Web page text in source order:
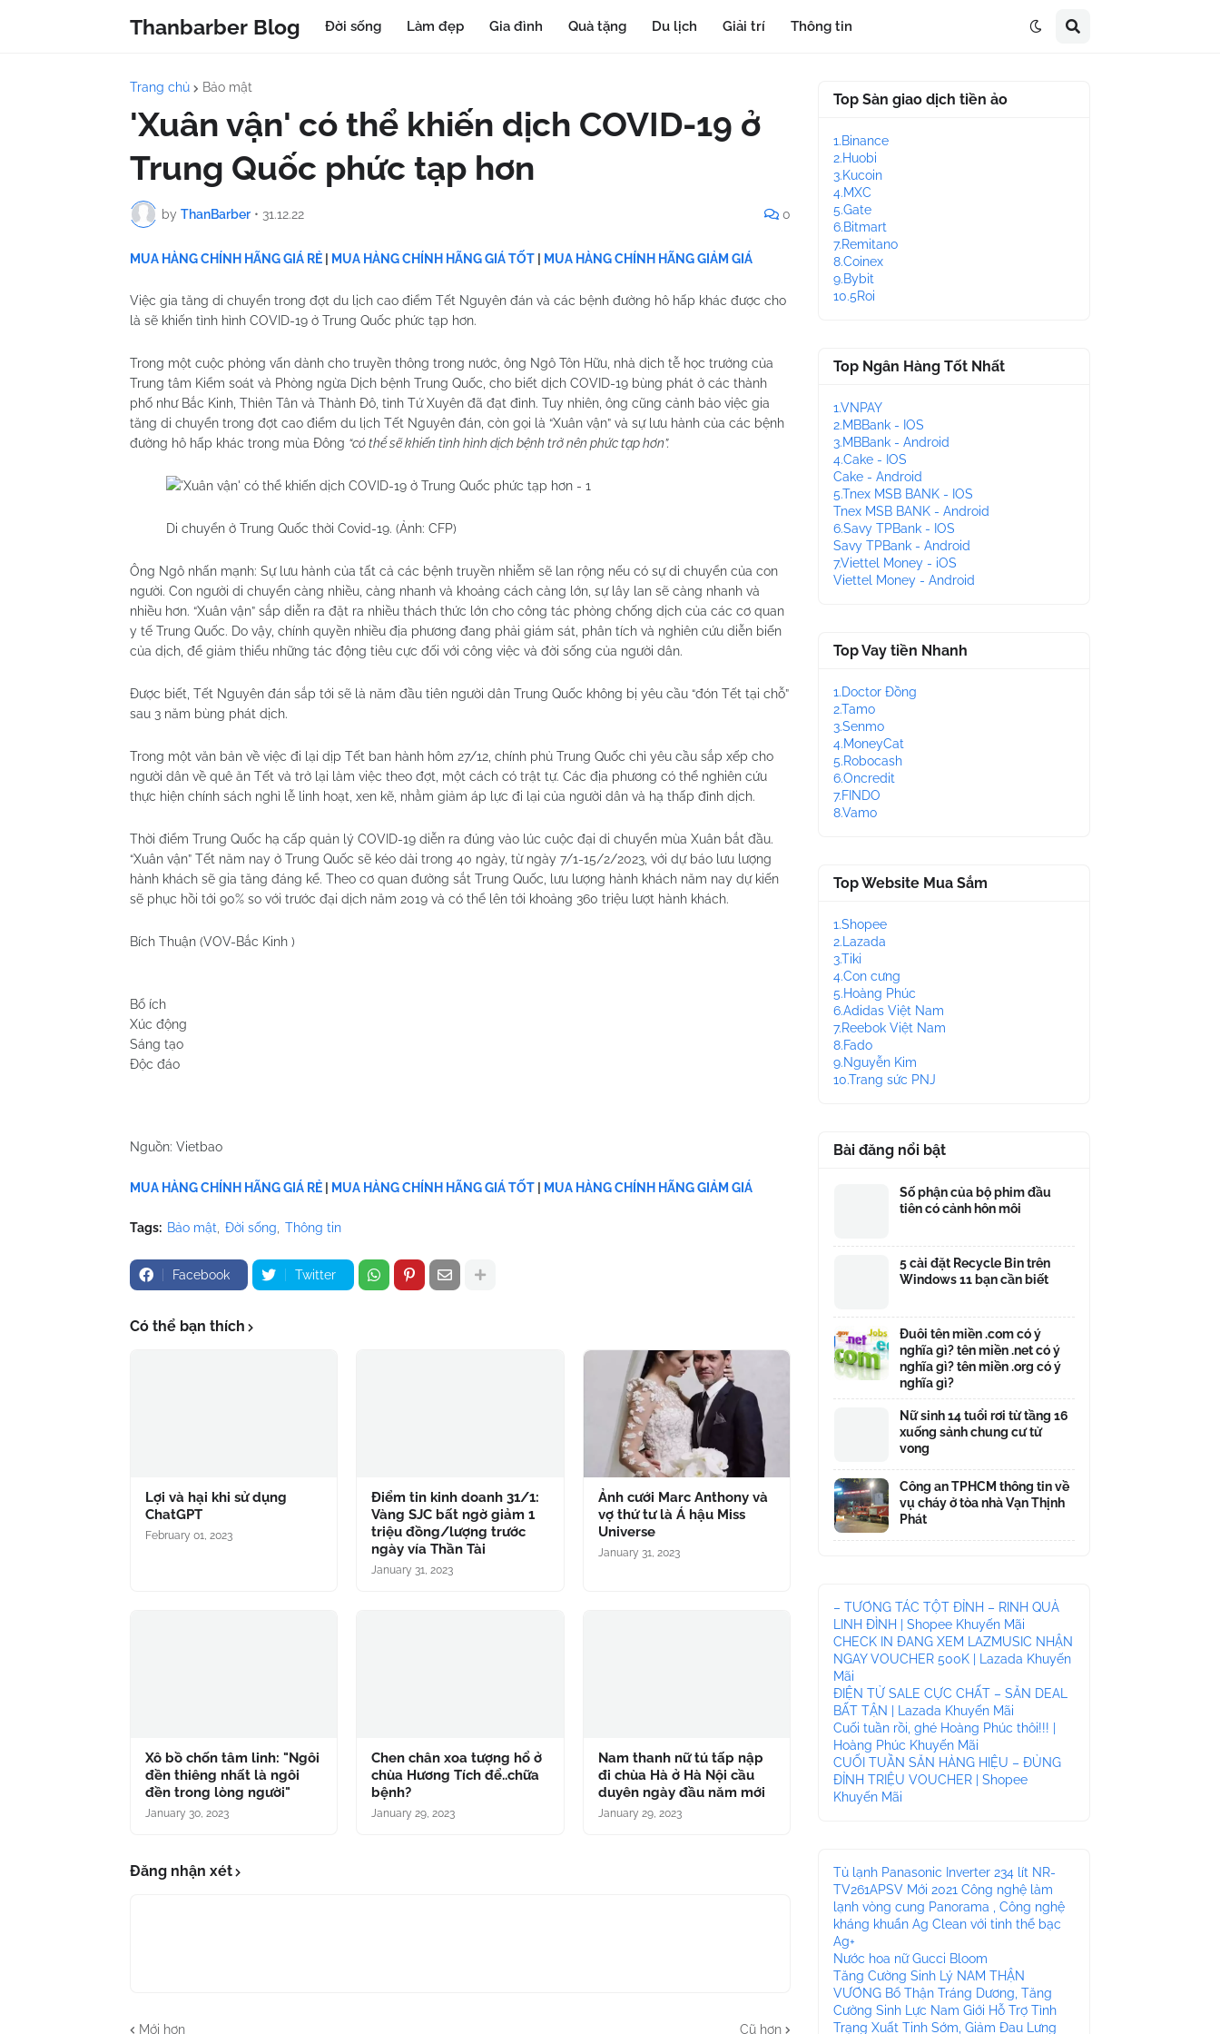
Thanbarber Blog Đời sống Làm đẹp Gia đình Quà tặng Du lịch Giải trí Thông tin
Trang chủ Bảo mật
'Xuân vận' có thể khiến dịch COVID-19 ở
Trung Quốc phức tạp hơn
by ThanBarber • 31.12.22 0
MUA HÀNG CHÍNH HÃNG GIÁ RẺ MUA HÀNG CHÍNH HÃNG GIÁ TỐT MUA HÀNG CHÍNH HÃNG GIẢM GIÁ
Việc gia tăng di chuyển trong đợt du lịch cao điểm Tết Nguyên đán và các bệnh đường hô hấp khác được cho
là sẽ khiến tình hình COVID-19 ở Trung Quốc phức tạp hơn.
Trong một cuộc phỏng vấn dành cho truyền thông trong nước, ông Ngô Tôn Hữu, nhà dịch tễ học trưởng của
Trung tâm Kiểm soát và Phòng ngừa Dịch bệnh Trung Quốc, cho biết dịch COVID-19 bùng phát ở các thành
phố như Bắc Kinh, Thiên Tân và Thành Đô, tỉnh Tứ Xuyên đã đạt đỉnh. Tuy nhiên, ông cũng cảnh bảo việc gia
tăng di chuyển trong đợt cao điểm du lịch Tết Nguyên đán, còn gọi là “Xuân vận” và sự lưu hành của các bệnh
đường hô hấp khác trong mùa Đông “có thể sẽ khiến tình hình dịch bệnh trở nên phức tạp hơn”.
Di chuyển ở Trung Quốc thời Covid-19. (Ảnh: CFP)
Ông Ngô nhấn mạnh: Sự lưu hành của tất cả các bệnh truyền nhiễm sẽ lan rộng nếu có sự di chuyển của con
người. Con người di chuyển càng nhiều, càng nhanh và khoảng cách càng lớn, sự lây lan sẽ càng nhanh và
nhiều hơn. “Xuân vận” sắp diễn ra đặt ra nhiều thách thức lớn cho công tác phòng chống dịch của các cơ quan
y tế Trung Quốc. Do vậy, chính quyền nhiều địa phương đang phải giám sát, phân tích và nghiên cứu diễn biến
của dịch, để giảm thiểu những tác động tiêu cực đối với công việc và đời sống của người dân.
Được biết, Tết Nguyên đán sắp tới sẽ là năm đầu tiên người dân Trung Quốc không bị yêu cầu “đón Tết tại chỗ”
sau 3 năm bùng phát dịch.
Trong một văn bản về việc đi lại dịp Tết ban hành hôm 27/12, chính phủ Trung Quốc chỉ yêu cầu sắp xếp cho
người dân về quê ăn Tết và trở lại làm việc theo đợt, một cách có trật tự. Các địa phương có thể nghiên cứu
thực hiện chính sách nghỉ lễ linh hoạt, xen kẽ, nhằm giảm áp lực đi lại của người dân và hạ thấp đỉnh dịch.
Thời điểm Trung Quốc hạ cấp quản lý COVID-19 diễn ra đúng vào lúc cuộc đại di chuyển mùa Xuân bắt đầu.
“Xuân vận” Tết năm nay ở Trung Quốc sẽ kéo dài trong 40 ngày, từ ngày 7/1-15/2/2023, với dự báo lưu lượng
hành khách ​​sẽ gia tăng đáng kể. Theo cơ quan đường sắt Trung Quốc, ​lưu lượng hành khách năm nay dự kiến ​
sẽ phục hồi tới 90% so với trước đại dịch năm 2019 và có thể lên tới khoảng 360 triệu lượt hành khách.
Bích Thuận (VOV-Bắc Kinh )
Bổ ích
Xúc động
Sáng tạo
Độc đáo
Nguồn: Vietbao
MUA HÀNG CHÍNH HÃNG GIÁ RẺ MUA HÀNG CHÍNH HÃNG GIÁ TỐT MUA HÀNG CHÍNH HÃNG GIẢM GIÁ
Tags: Bảo mật Đời sống Thông tin
Facebook Twitter
Có thể bạn thích
Lợi và hại khi sử dụng
ChatGPT
February 01, 2023
Điểm tin kinh doanh 31/1:
Vàng SJC bất ngờ giảm 1
triệu đồng/lượng trước
ngày vía Thần Tài
January 31, 2023
Ảnh cưới Marc Anthony và
vợ thứ tư là Á hậu Miss
Universe
January 31, 2023
Xô bồ chốn tâm linh: "Ngôi
đền thiêng nhất là ngôi
đền trong lòng người"
January 30, 2023
Chen chân xoa tượng hổ ở
chùa Hương Tích để..chữa
bệnh?
January 29, 2023
Nam thanh nữ tú tấp nập
đi chùa Hà ở Hà Nội cầu
duyên ngày đầu năm mới
January 29, 2023
Đăng nhận xét
Mới hơn Cũ hơn
Top Sàn giao dịch tiền ảo
1.Binance
2.Huobi
3.Kucoin
4.MXC
5.Gate
6.Bitmart
7.Remitano
8.Coinex
9.Bybit
10.5Roi
Top Ngân Hàng Tốt Nhất
1.VNPAY
2.MBBank - IOS
3.MBBank - Android
4.Cake - IOS
Cake - Android
5.Tnex MSB BANK - IOS
Tnex MSB BANK - Android
6.Savy TPBank - IOS
Savy TPBank - Android
7.Viettel Money - iOS
Viettel Money - Android
Top Vay tiền Nhanh
1.Doctor Đồng
2.Tamo
3.Senmo
4.MoneyCat
5.Robocash
6.Oncredit
7.FINDO
8.Vamo
Top Website Mua Sắm
1.Shopee
2.Lazada
3.Tiki
4.Con cưng
5.Hoàng Phúc
6.Adidas Việt Nam
7.Reebok Việt Nam
8.Fado
9.Nguyễn Kim
10.Trang sức PNJ
Bài đăng nổi bật
Số phận của bộ phim đầu
tiên có cảnh hôn môi
5 cài đặt Recycle Bin trên
Windows 11 bạn cần biết
Đuôi tên miền .com có ý
nghĩa gì? tên miền .net có ý
nghĩa gì? tên miền .org có ý
nghĩa gì?
Nữ sinh 14 tuổi rơi từ tầng 16
xuống sảnh chung cư tử
vong
Công an TPHCM thông tin về
vụ cháy ở tòa nhà Vạn Thịnh
Phát
– TƯƠNG TÁC TỘT ĐỈNH – RINH QUÀ
LINH ĐÌNH | Shopee Khuyến Mãi
CHECK IN ĐANG XEM LAZMUSIC NHẬN
NGAY VOUCHER 500K | Lazada Khuyến
Mãi
ĐIỆN TỬ SALE CỰC CHẤT – SĂN DEAL
BẤT TẬN | Lazada Khuyến Mãi
Cuối tuần rồi, ghé Hoàng Phúc thôi!!! |
Hoàng Phúc Khuyến Mãi
CUỐI TUẦN SĂN HÀNG HIỆU – ĐỦNG
ĐỈNH TRIỆU VOUCHER | Shopee
Khuyến Mãi
Tủ lạnh Panasonic Inverter 234 lít NR-
TV261APSV Mới 2021 Công nghệ làm
lạnh vòng cung Panorama , Công nghệ
kháng khuẩn Ag Clean với tinh thể bạc
Ag+
Nước hoa nữ Gucci Bloom
Tăng Cường Sinh Lý NAM THẬN
VƯƠNG Bổ Thận Tráng Dương, Tăng
Cường Sinh Lực Nam Giới Hỗ Trợ Tình
Trạng Xuất Tinh Sớm, Giảm Đau Lưng